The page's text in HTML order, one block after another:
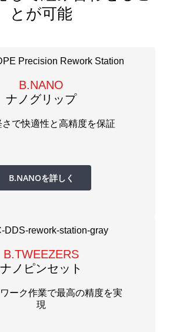
とが可能
B.NANO
ナノグリップ
で快適性と高精度を保証
B.NANOを詳しく
B.TWEEZERS
ナノピンセット
ーク作業で最高の精度を実
現